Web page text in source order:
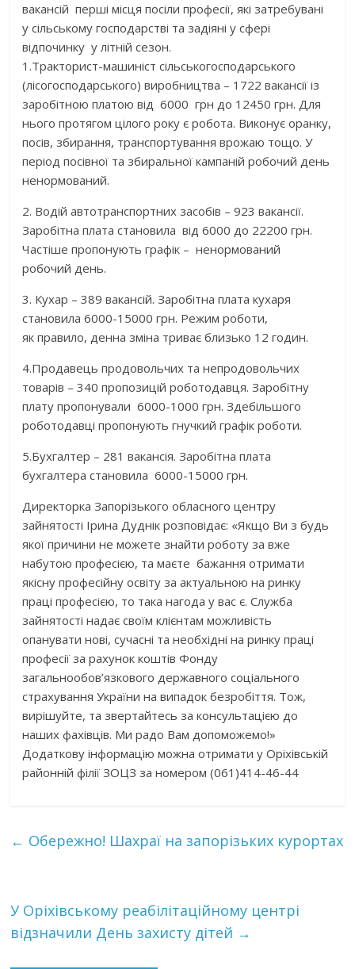
вакансій перші місця посіли професії, які затребувані
у сільському господарстві та задіяні у сфері
відпочинку у літній сезон.
1.Тракторист-машиніст сільськогосподарського
(лісогосподарського) виробництва – 1722 вакансії із
заробітною платою від 6000 грн до 12450 грн. Для
нього протягом цілого року є робота. Виконує оранку,
посів, збирання, транспортування врожаю тощо. У
період посівної та збиральної кампаній робочий день
ненормований.
2. Водій автотранспортних засобів – 923 вакансії.
Заробітна плата становила від 6000 до 22200 грн.
Частіше пропонують графік – ненормований
робочий день.
3. Кухар – 389 вакансій. Заробітна плата кухаря
становила 6000-15000 грн. Режим роботи,
як правило, денна зміна триває близько 12 годин.
4.Продавець продовольчих та непродовольчих
товарів – 340 пропозицій роботодавця. Заробітну
плату пропонували 6000-1000 грн. Здебільшого
роботодавці пропонують гнучкий графік роботи.
5.Бухгалтер – 281 вакансія. Заробітна плата
бухгалтера становила 6000-15000 грн.
Директорка Запорізького обласного центру
зайнятості Ірина Дуднік розповідає: «Якщо Ви з будь
якої причини не можете знайти роботу за вже
набутою професією, та маєте бажання отримати
якісну професійну освіту за актуальною на ринку
праці професією, то така нагода у вас є. Служба
зайнятості надає своїм клієнтам можливість
опанувати нові, сучасні та необхідні на ринку праці
професії за рахунок коштів Фонду
загальнообов’язкового державного соціального
страхування України на випадок безробіття. Тож,
вирішуйте, та звертайтесь за консультацією до
наших фахівців. Ми радо Вам допоможемо!»
Додаткову інформацію можна отримати у Оріхівській
районній філії ЗОЦЗ за номером (061)414-46-44
← Обережно! Шахраї на запорізьких курортах
У Оріхівському реабілітаційному центрі
відзначили День захисту дітей →